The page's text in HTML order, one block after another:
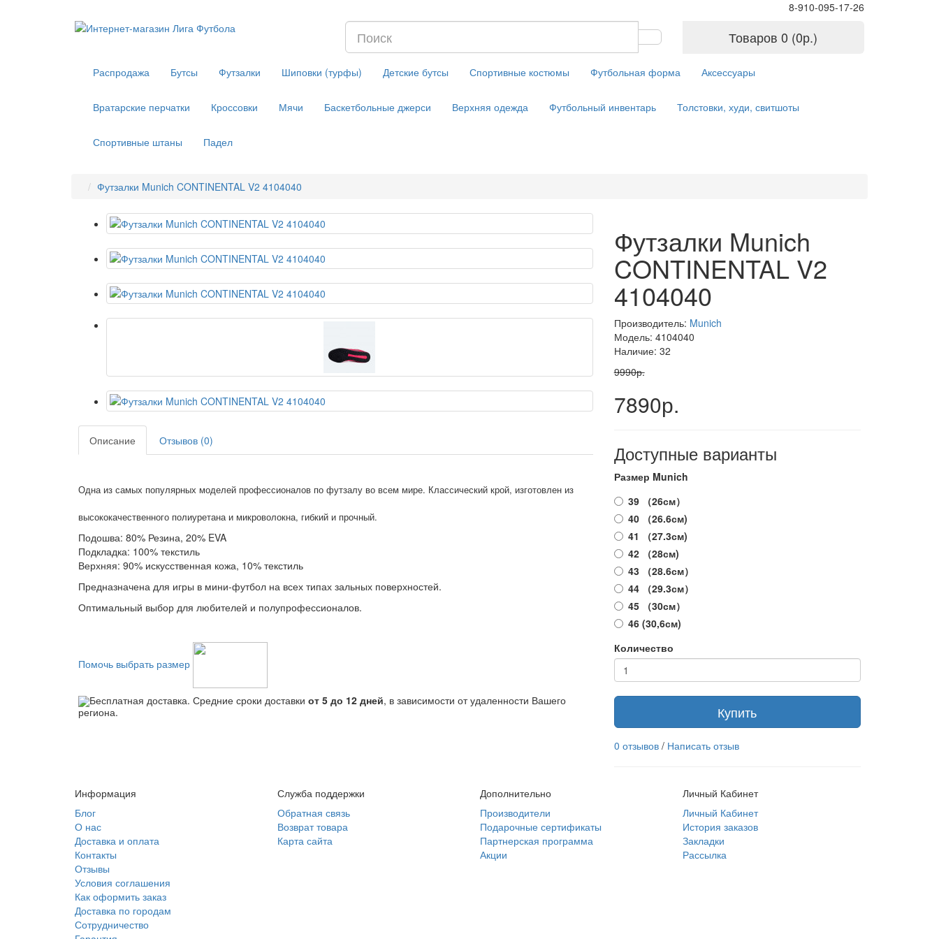
8-910-095-17-26
Товаров 0 (0р.)
Распродажа Бутсы Футзалки Шиповки (турфы) Детские бутсы Спортивные костюмы Футбольная форма Аксессуары
Вратарские перчатки Кроссовки Мячи Баскетбольные джерси Верхняя одежда Футбольный инвентарь Толстовки, худи, свитшоты
Спортивные штаны Падел
Футзалки Munich CONTINENTAL V2 4104040
Описание Отзывов (0)
Одна из самых популярных моделей профессионалов по футзалу во всем мире. Классический крой, изготовлен из
высококачественного полиуретана и микроволокна, гибкий и прочный.
Подошва: 80% Резина, 20% EVA
Подкладка: 100% текстиль
Верхняя: 90% искусственная кожа, 10% текстиль
Предназначена для игры в мини-футбол на всех типах зальных поверхностей.
Оптимальный выбор для любителей и полупрофессионалов.
Помочь выбрать размер
Бесплатная доставка. Средние сроки доставки от 5 до 12 дней, в зависимости от удаленности Вашего
региона.
Футзалки Munich
CONTINENTAL V2
4104040
Производитель: Munich
Модель: 4104040
Наличие: 32
9990р.
7890р.
Доступные варианты
Размер Munich
39 （26см）
40 （26.6см)
41 （27.3см)
42 （28см)
43 （28.6см）
44 （29.3см）
45 （30см）
46 (30,6см)
Количество
Купить
0 отзывов/ Написать отзыв
Информация
Блог
О нас
Доставка и оплата
Контакты
Отзывы
Условия соглашения
Как оформить заказ
Доставка по городам
Сотрудничество
Служба поддержки
Обратная связь
Возврат товара
Карта сайта
Дополнительно
Производители
Подарочные сертификаты
Партнерская программа
Акции
Личный Кабинет
Личный Кабинет
История заказов
Закладки
Рассылка